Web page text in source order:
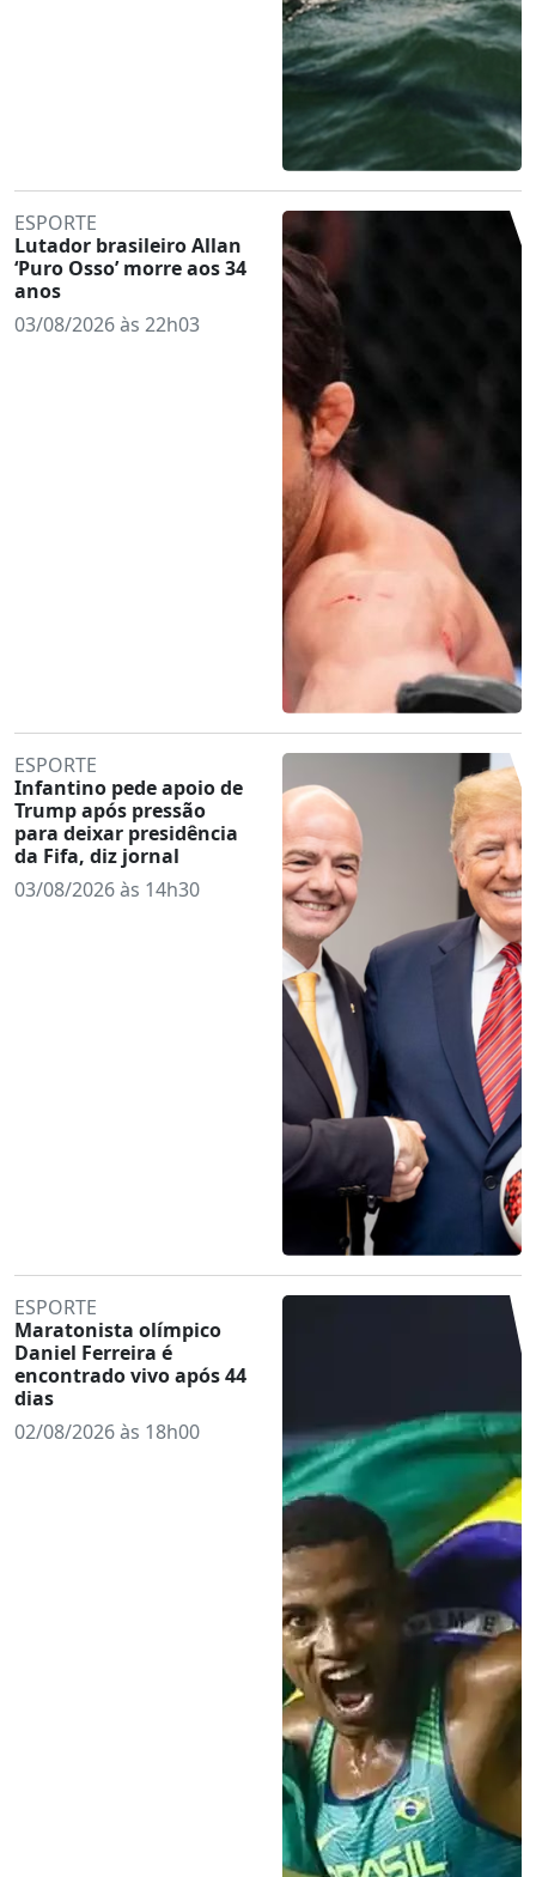
ESPORTE
Lutador brasileiro Allan
‘Puro Osso’ morre aos 34
anos
03/08/2026 às 22h03
ESPORTE
Infantino pede apoio de
Trump após pressão
para deixar presidência
da Fifa, diz jornal
03/08/2026 às 14h30
ESPORTE
Maratonista olímpico
Daniel Ferreira é
encontrado vivo após 44
dias
02/08/2026 às 18h00